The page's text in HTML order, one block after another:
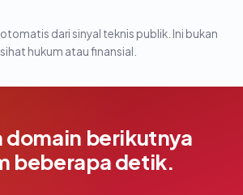
dari sinyal teknis publik. Ini bukan
hukum atau finansial.
domain berikutnya
beberapa detik.